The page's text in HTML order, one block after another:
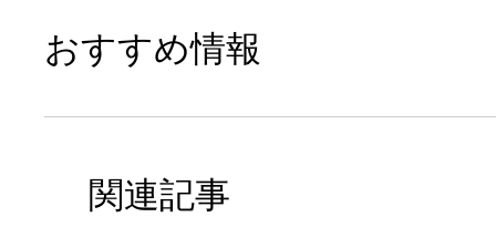
おすすめ情報
関連記事